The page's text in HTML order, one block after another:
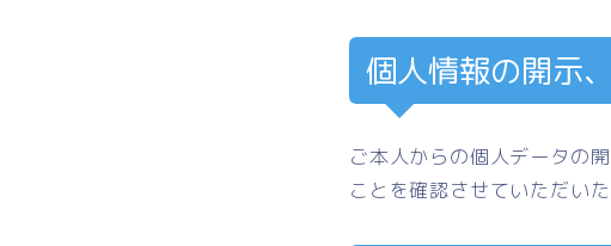
個人情報の開示
ご本人からの個人データの
ことを確認させていただい